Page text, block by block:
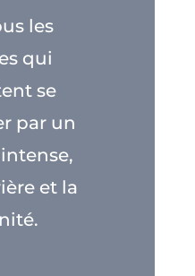
les
qui
se
par un
et la